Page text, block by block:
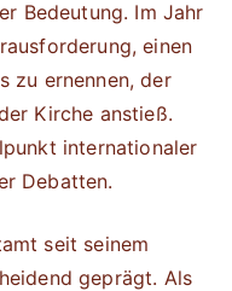
Bedeutung. Im Jahr
einen
zu ernennen, der
Kirche anstieß.
internationaler
Debatten.
seit seinem
geprägt. Als